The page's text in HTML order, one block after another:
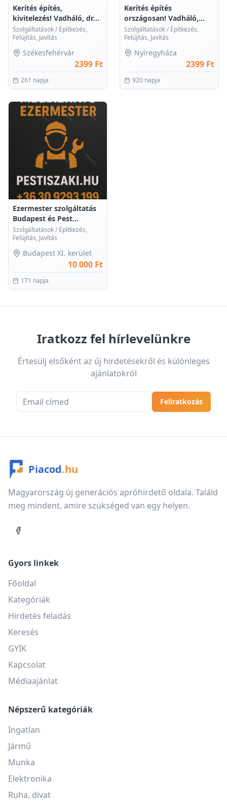
Kerítés építés,
kivitelezés! Vadháló, dr...
Szolgáltatások/ Építkezés,
Felújítás, Javítás
Székesfehérvár
2399 Ft
261 napja
Kerítés építés
országosan! Vadháló,
drót...
Szolgáltatások/ Építkezés,
Felújítás, Javítás
Nyíregyháza
2399 Ft
920 napja
0
Ezermester szolgáltatás
Budapest és Pest...
Szolgáltatások/ Építkezés,
Felújítás, Javítás
Budapest XI. kerület
10 000 Ft
171 napja
Iratkozz fel hírlevelünkre
Értesülj elsőként az új hirdetésekről és különleges
ajánlatokról
Email cím Feliratkozás
Piacod.hu
Magyarország új generációs apróhirdető oldala. Találd
meg mindent, amire szükséged van egy helyen.
Gyors linkek
Főoldal
Kategóriák
Hirdetés feladás
Keresés
GYIK
Kapcsolat
Médiaajánlat
Népszerű kategóriák
Ingatlan
Jármű
Munka
Elektronika
Ruha, divat